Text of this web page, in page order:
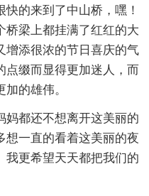
的来到了中山桥，嘿！
桥梁上都挂满了红红的大
增添很浓的节日喜庆的气
点缀而显得更加迷人，而
的雄伟。
妈都还不想离开这美丽的
想一直的看着这美丽的夜
我更希望天天都把我们的